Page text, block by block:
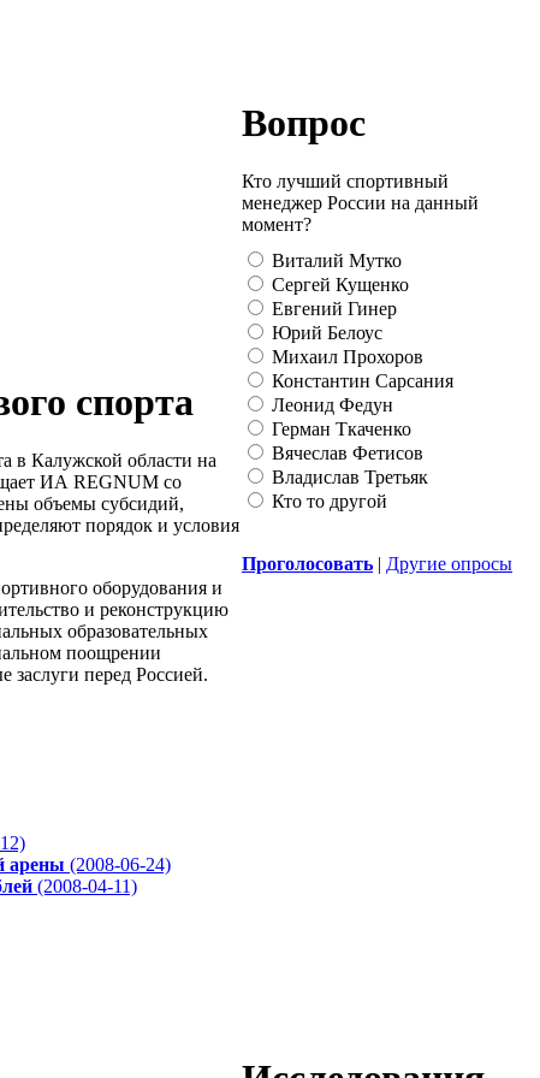
спорта
в Калужской области на
ИА REGNUM со
объемы субсидий,
порядок и условия
оборудования и
и реконструкцию
образовательных
поощрении
перед Россией.
арены (2008-06-24)
(2008-04-11)
Вопрос
Кто лучший спортивный
менеджер России на данный
момент?
Виталий Мутко
Сергей Кущенко
Евгений Гинер
Юрий Белоус
Михаил Прохоров
Константин Сарсания
Леонид Федун
Герман Ткаченко
Вячеслав Фетисов
Владислав Третьяк
Кто то другой
Проголосовать | Другие опросы